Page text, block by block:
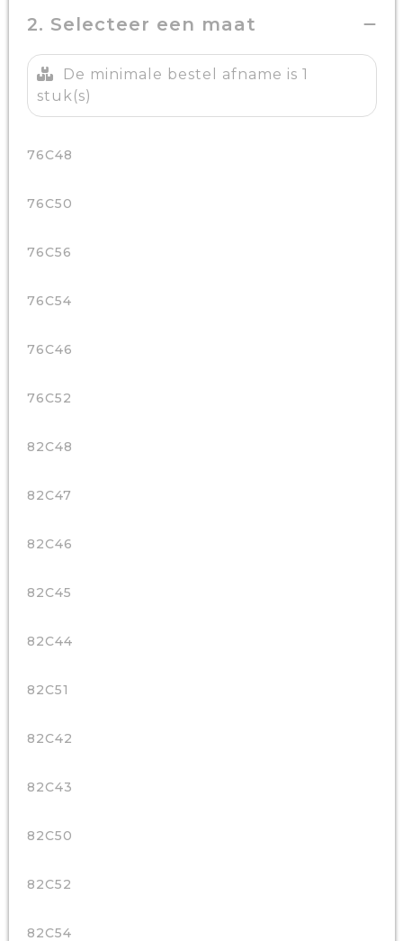
2. Selecteer een maat
De minimale bestel afname is 1
stuk(s)
76C48
76C50
76C56
76C54
76C46
76C52
82C48
82C47
82C46
82C45
82C44
82C51
82C42
82C43
82C50
82C52
82C54